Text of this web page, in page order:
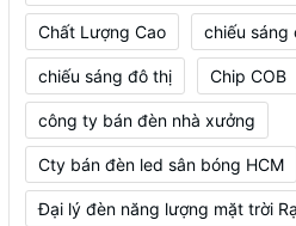
Chất Lượng Cao chiếu sáng
chiếu sáng đô thị Chip COB
công ty bán đèn nhà xưởng
Cty bán đèn led sân bóng HCM
Đại lý đèn năng lượng mặt trời